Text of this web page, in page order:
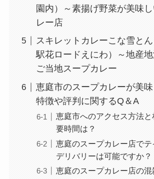
園内）～素揚げ野菜が美味
レー店
スキレットカレーこな雪と
駅花ロードえにわ）～地産
ご当地スープカレー
恵庭市のスープカレーが美
特徴や評判に関するQ＆A
恵庭市へのアクセス方法
要時間は？
恵庭のスープカレー店で
デリバリーは可能ですか？
恵庭のスープカレー店の